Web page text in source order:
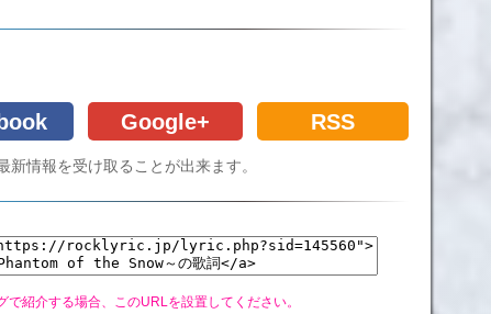
Google+ RSS
情報を受け取ることが出来ます。
紹介する場合、このURLを設置してください。